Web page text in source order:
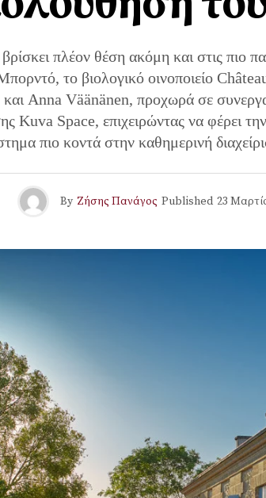
πλέον θέση ακόμη και στις πιο
το βιολογικό οινοποιείο
Anna Väänänen, προχωρά σε
Kuva Space, επιχειρώντας να φέρει
πιο κοντά στην καθημερινή
By Ζήσης Πανάγος Published 23